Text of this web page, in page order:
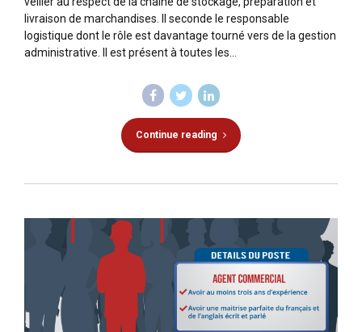
livraison de marchandises. Il seconde le responsable
logistique dont le rôle est davantage tourné vers de la gestion
administrative. Il est présent à toutes les...
Continue reading